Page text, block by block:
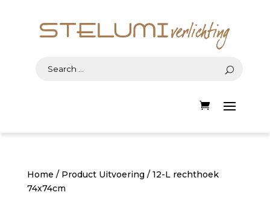
Home / Product Uitvoering / 12-L rechthoek
74x74cm